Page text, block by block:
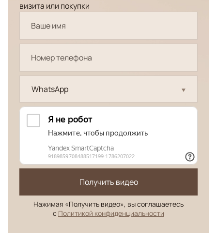
визита или покупки
WhatsApp
Получить видео
Нажимая «Получить видео», вы соглашаетесь
с Политикой конфиденциальности